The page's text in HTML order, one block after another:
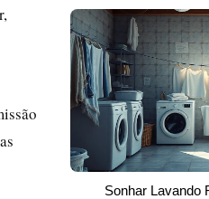
Sonhar Lavando